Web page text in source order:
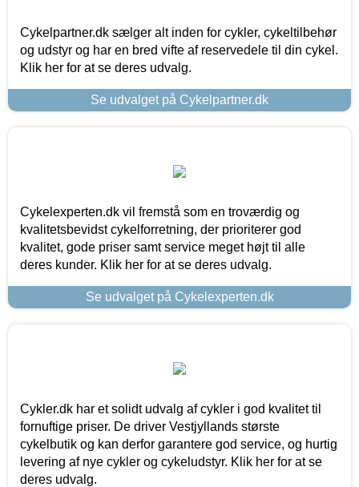
Cykelpartner.dk sælger alt inden for cykler, cykeltilbehør
og udstyr og har en bred vifte af reservedele til din cykel.
Klik her for at se deres udvalg.
Se udvalget på Cykelpartner.dk
Cykelexperten.dk vil fremstå som en troværdig og
kvalitetsbevidst cykelforretning, der prioriterer god
kvalitet, gode priser samt service meget højt til alle
deres kunder. Klik her for at se deres udvalg.
Se udvalget på Cykelexperten.dk
Cykler.dk har et solidt udvalg af cykler i god kvalitet til
fornuftige priser. De driver Vestjyllands største
cykelbutik og kan derfor garantere god service, og hurtig
levering af nye cykler og cykeludstyr. Klik her for at se
deres udvalg.